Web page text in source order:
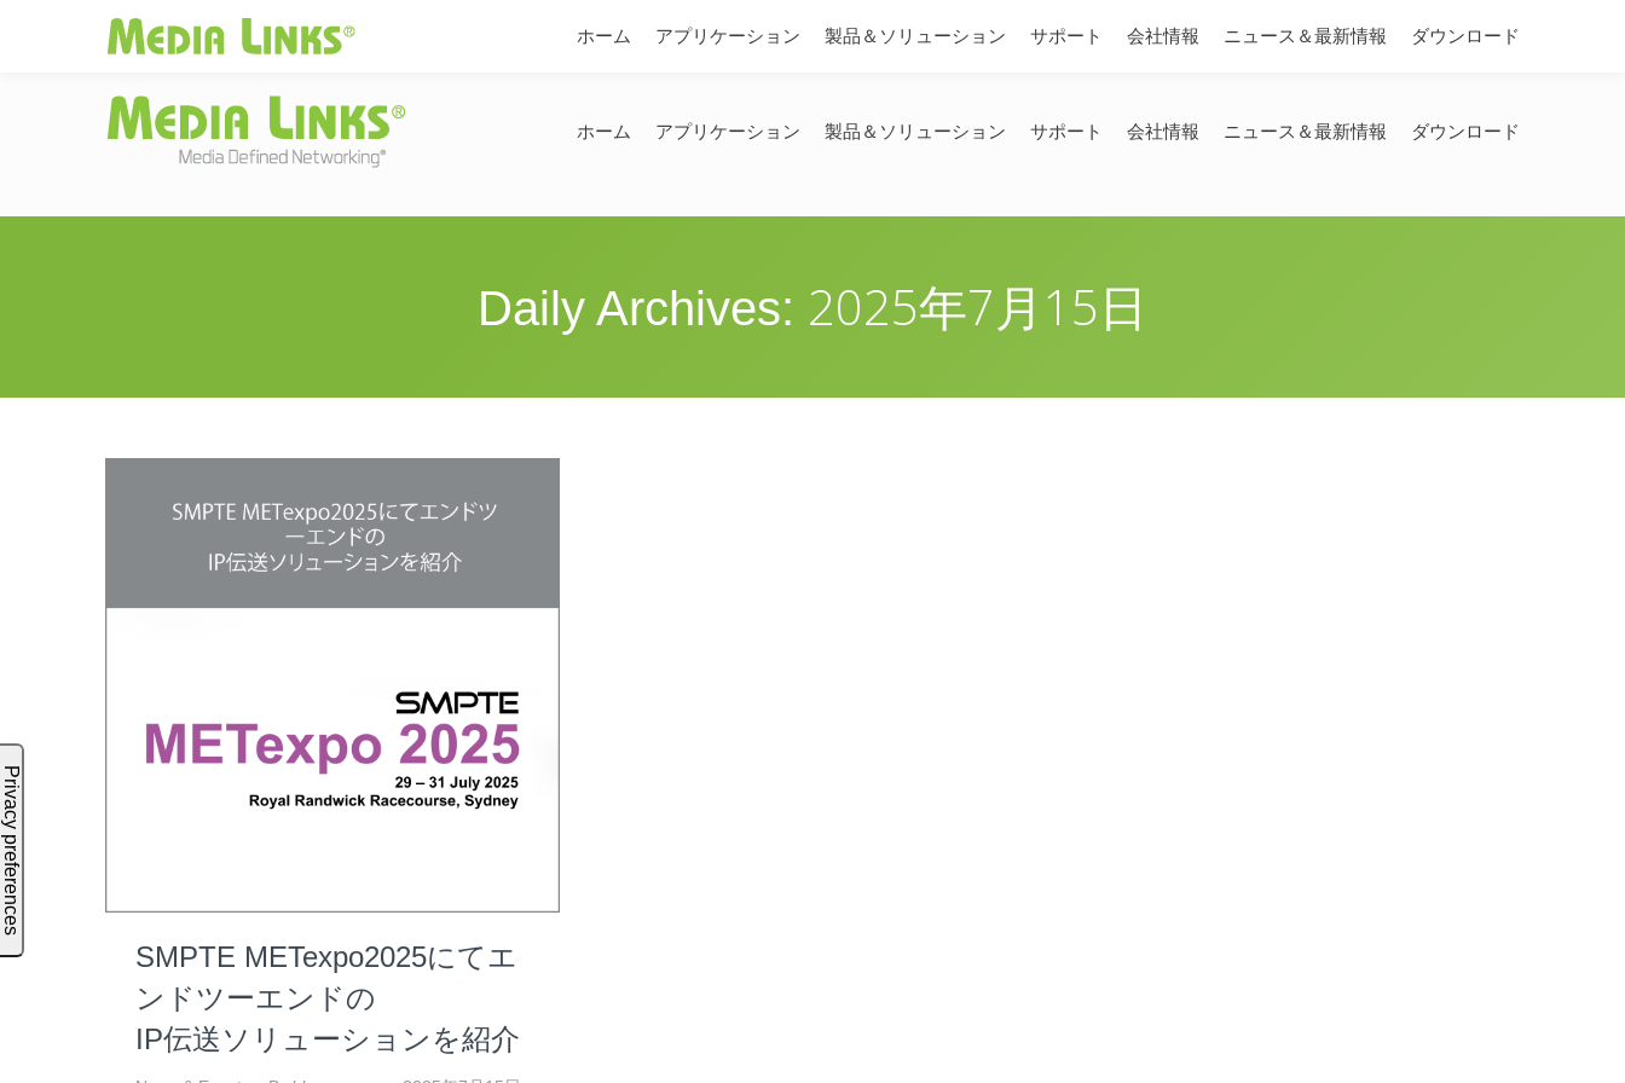
Media LinksJAPAN | Change
ホーム アプリケーション 製品＆ソリューション サポート 会社情報 ニュース＆最新情報 ダウンロード
Daily Archives: 2025年7月15日
SMPTE METexpo2025にてエ
ンドツーエンドの
IP伝送ソリューションを紹介
ホーム アプリケーション 製品＆ソリューション サポート 会社情報 ニュース＆最新情報 ダウンロード